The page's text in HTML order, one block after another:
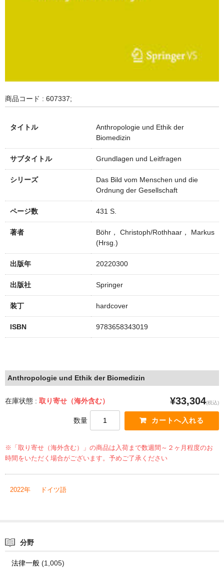
商品コード : 607337;
タイトル
Anthropologie und Ethik der
Biomedizin
サブタイトル Grundlagen und Leitfragen
シリーズ
Das Bild vom Menschen und die
Ordnung der Gesellschaft
ページ数 431 S.
著者
Böhr， Christoph/Rothhaar， Markus
(Hrsg.)
出版年 20220300
出版社 Springer
装丁 hardcover
ISBN 9783658343019
Anthropologie und Ethik der Biomedizin
在庫状態 : 取り寄せ（海外含む） ¥33,304(税込)
数量
※「取り寄せ（海外含む）」の商品は入荷まで数週間～２ヶ月程度のお
時間をいただく場合がございます。予めご了承ください
2022年 ドイツ語
分野
法律一般(1,005)